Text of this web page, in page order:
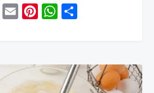
Twitter
EmailPinterestWhatsApp